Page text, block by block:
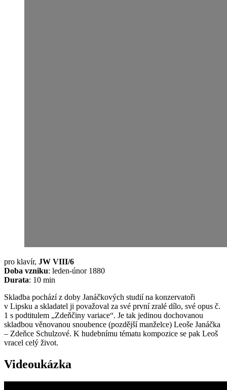
pro klavír, JW VIII/6
Doba vzniku: leden-únor 1880
Durata: 10 min
Skladba pochází z doby Janáčkových studií na konzervatoři
v Lipsku a skladatel ji považoval za své první zralé dílo, své opus č.
1 s podtitulem „Zdeňčiny variace“. Je tak jedinou dochovanou
skladbou věnovanou snoubence (pozdější manželce) Leoše Janáčka
– Zdeňce Schulzové. K hudebnímu tématu kompozice se pak Leoš
vracel celý život.
Videoukázka